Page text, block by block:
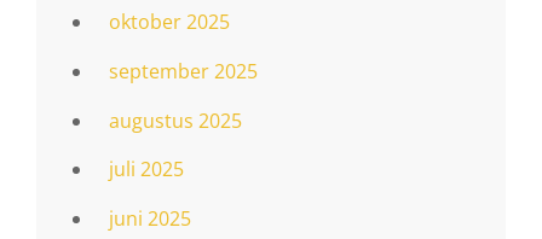
oktober 2025
september 2025
augustus 2025
juli 2025
juni 2025